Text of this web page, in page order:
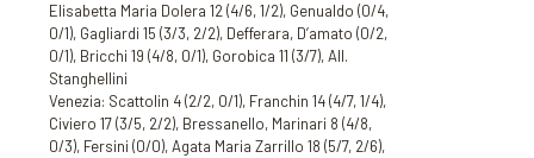
Elisabetta Maria Dolera 12 (4/6, 1/2), Genualdo (0/4,
0/1), Gagliardi 15 (3/3, 2/2), Defferara, D’amato (0/2,
0/1), Bricchi 19 (4/8, 0/1), Gorobica 11 (3/7), All.
Stanghellini
Venezia: Scattolin 4 (2/2, 0/1), Franchin 14 (4/7, 1/4),
Civiero 17 (3/5, 2/2), Bressanello, Marinari 8 (4/8,
0/3), Fersini (0/0), Agata Maria Zarrillo 18 (5/7, 2/6),